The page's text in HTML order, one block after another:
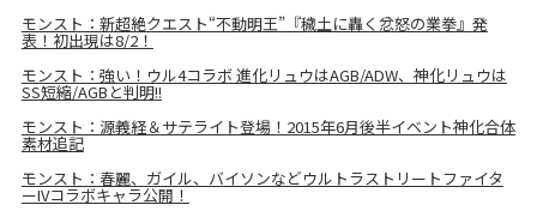
モンスト：新超絶クエスト“不動明王”『穢土に轟く忿怒の業拳』発
表！初出現は8/2！
モンスト：強い！ウル4コラボ 進化リュウはAGB/ADW、神化リュウは
SS短縮/AGBと判明!!
モンスト：源義経＆サテライト登場！2015年6月後半イベント神化合体
素材追記
モンスト：春麗、ガイル、バイソンなどウルトラストリートファイタ
ーIVコラボキャラ公開！